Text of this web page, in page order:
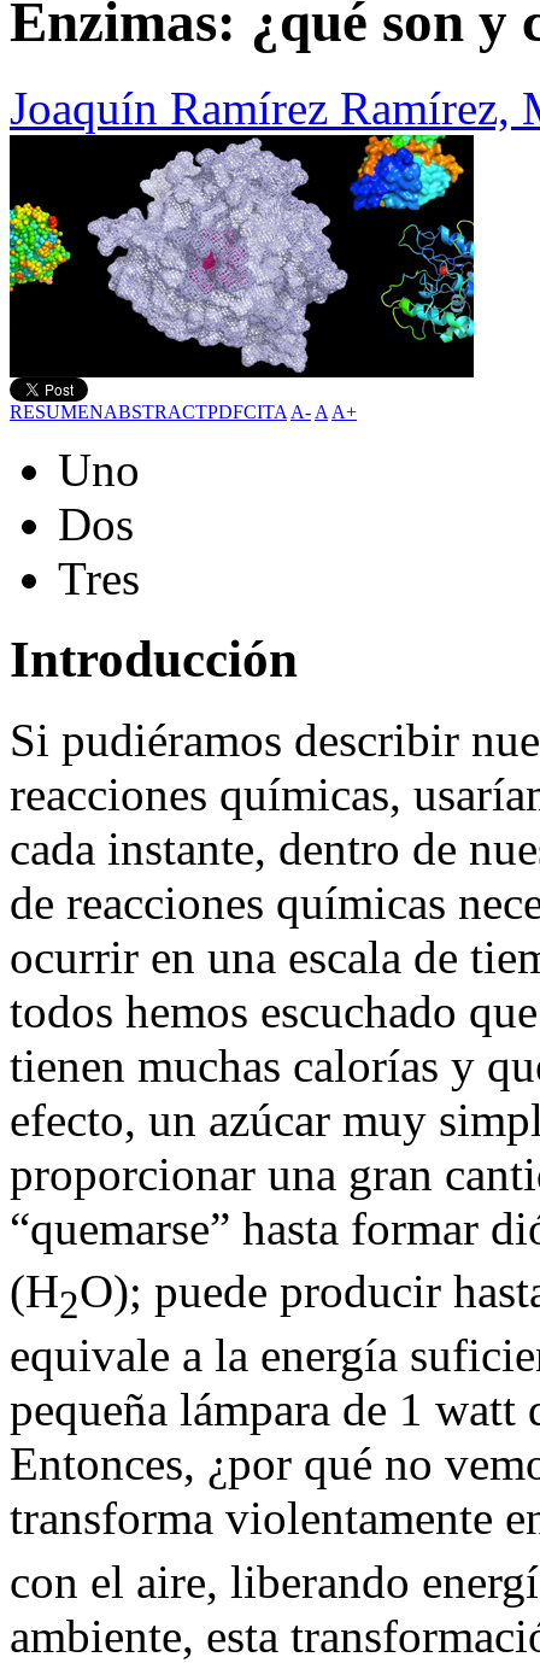
Enzimas: ¿qué son y
Joaquín Ramírez Ramírez,
RESUMENABSTRACTPDFCITA A- A A+
Uno
Dos
Tres
Introducción
Si pudiéramos describir
reacciones químicas,
cada instante, dentro de
de reacciones químicas
ocurrir en una escala de
todos hemos escuchado
tienen muchas calorías y
efecto, un azúcar muy
proporcionar una gran
“quemarse” hasta formar
(H2O); puede producir
equivale a la energía
pequeña lámpara de 1 watt
Entonces, ¿por qué no
transforma violentamente
con el aire, liberando
ambiente, esta